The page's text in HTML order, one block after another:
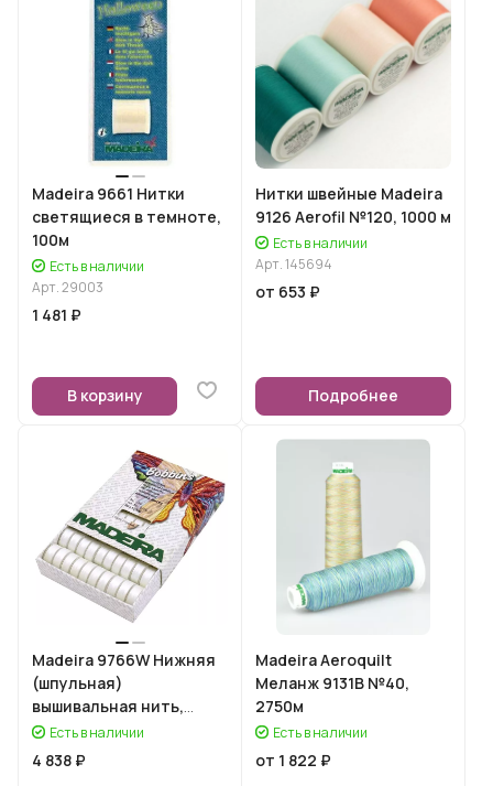
Madeira 9661 Нитки
светящиеся в темноте,
100м
Есть в наличии
Арт.29003
1 481 ₽
В корзину
Нитки швейные Madeira
9126 Aerofil №120, 1000 м
Есть в наличии
Арт.145694
от 653 ₽
Подробнее
Madeira 9766W Нижняя
(шпульная)
вышивальная нить,
белая
Есть в наличии
4 838 ₽
Madeira Aeroquilt
Меланж 9131B №40,
2750м
Есть в наличии
от 1 822 ₽